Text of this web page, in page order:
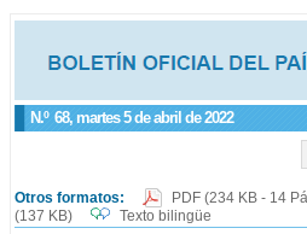
N.º 68, martes 5 de abril de 2022
Otros formatos: PDF (234 KB - 14
(137 KB)
Texto bilingüe